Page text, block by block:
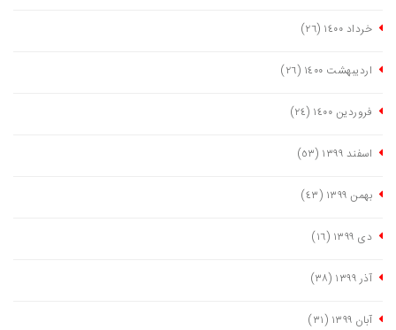
خرداد ١٤٠٠ (٢٦)
اردیبهشت ١٤٠٠ (٢٦)
فروردین ١٤٠٠ (٢٤)
اسفند ١٣٩٩ (٥٣)
بهمن ١٣٩٩ (٤٣)
دی ١٣٩٩ (١٦)
آذر ١٣٩٩ (٣٨)
آبان ١٣٩٩ (٣١)